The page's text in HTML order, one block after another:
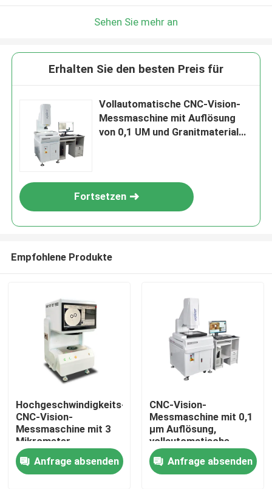
Zu Hause
Produkte
Sehen Sie mehr an
Erhalten Sie den besten Preis für
Vollautomatische CNC-Vision-
Messmaschine mit Auflösung
von 0,1 UM und Granitmaterial
Fortsetzen
Empfohlene Produkte
Hochgeschwindigkeits-
CNC-Vision-
Messmaschine mit 3
Mikrometer
Genauigkeit für
präzise optische
Inspektion und
Anfrage absenden
CNC-Vision-
Messmaschine mit 0,1
µm Auflösung,
vollautomatische
Bildmessinstrument in
Granitmaterial
Anfrage absenden